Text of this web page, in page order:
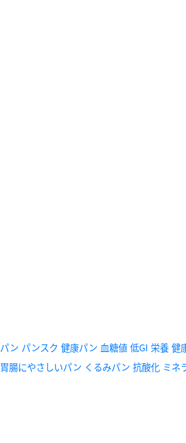
パン パンスク 健康パン 血糖値 低GI 栄養 健
胃腸にやさしいパン くるみパン 抗酸化 ミネ